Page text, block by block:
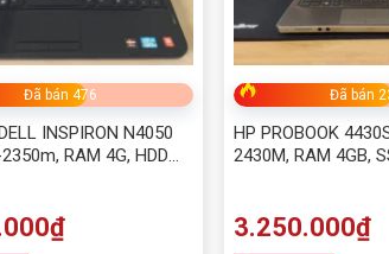
Đã bán 476
INSPIRON N4050
RAM 4G, HDD
₫
Đã bán
HP PROBOOK
2430M, RAM 4GB,
3.250.000₫